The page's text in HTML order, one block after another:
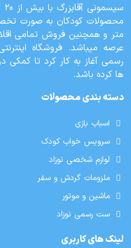
محصولات کودکان به صورت
متر و همچنین فروش تمامی
رسمی آغاز به کار کرد تا کمکی
ها کرده باشد.
دسته بندی محصولات
اسباب بازی
سرویس خواب کودک
لوازم شخصی نوزاد
ملزومات گردش و سفر
ماشین و موتور
ست رسمی نوزاد
لینک های کاربری